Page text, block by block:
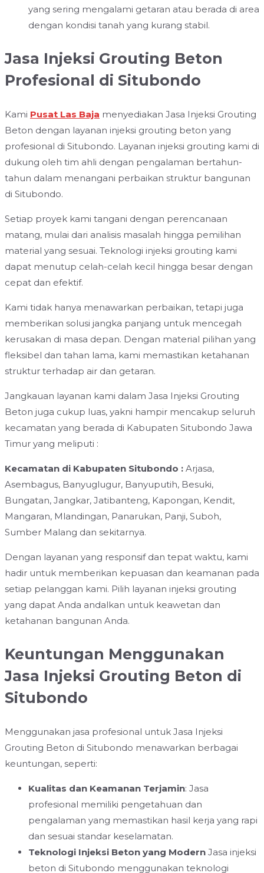
yang sering mengalami getaran atau berada di area
dengan kondisi tanah yang kurang stabil.
Jasa Injeksi Grouting Beton
Profesional di Situbondo
Kami Pusat Las Baja menyediakan Jasa Injeksi Grouting
Beton dengan layanan injeksi grouting beton yang
profesional di Situbondo. Layanan injeksi grouting kami di
dukung oleh tim ahli dengan pengalaman bertahun-
tahun dalam menangani perbaikan struktur bangunan
di Situbondo.
Setiap proyek kami tangani dengan perencanaan
matang, mulai dari analisis masalah hingga pemilihan
material yang sesuai. Teknologi injeksi grouting kami
dapat menutup celah-celah kecil hingga besar dengan
cepat dan efektif.
Kami tidak hanya menawarkan perbaikan, tetapi juga
memberikan solusi jangka panjang untuk mencegah
kerusakan di masa depan. Dengan material pilihan yang
fleksibel dan tahan lama, kami memastikan ketahanan
struktur terhadap air dan getaran.
Jangkauan layanan kami dalam Jasa Injeksi Grouting
Beton juga cukup luas, yakni hampir mencakup seluruh
kecamatan yang berada di Kabupaten Situbondo Jawa
Timur yang meliputi :
Kecamatan di Kabupaten Situbondo : Arjasa,
Asembagus, Banyuglugur, Banyuputih, Besuki,
Bungatan, Jangkar, Jatibanteng, Kapongan, Kendit,
Mangaran, Mlandingan, Panarukan, Panji, Suboh,
Sumber Malang dan sekitarnya.
Dengan layanan yang responsif dan tepat waktu, kami
hadir untuk memberikan kepuasan dan keamanan pada
setiap pelanggan kami. Pilih layanan injeksi grouting
yang dapat Anda andalkan untuk keawetan dan
ketahanan bangunan Anda.
Keuntungan Menggunakan
Jasa Injeksi Grouting Beton di
Situbondo
Menggunakan jasa profesional untuk Jasa Injeksi
Grouting Beton di Situbondo menawarkan berbagai
keuntungan, seperti:
Kualitas dan Keamanan Terjamin: Jasa
profesional memiliki pengetahuan dan
pengalaman yang memastikan hasil kerja yang rapi
dan sesuai standar keselamatan.
Teknologi Injeksi Beton yang Modern Jasa injeksi
beton di Situbondo menggunakan teknologi